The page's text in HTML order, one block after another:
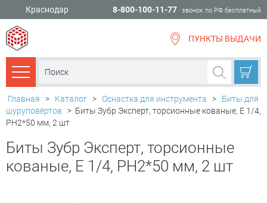
Краснодар 8-800-100-11-77 звонок по РФ бесплатный
ПУНКТЫ ВЫДАЧИ
Каталог товаров
Главная > Каталог > Оснастка для инструмента >
Биты для
шуруповёртов
> Биты Зубр Эксперт, торсионные кованые, E 1/4,
PH2*50 мм, 2 шт
Биты Зубр Эксперт, торсионные
кованые, E 1/4, PH2*50 мм, 2 шт